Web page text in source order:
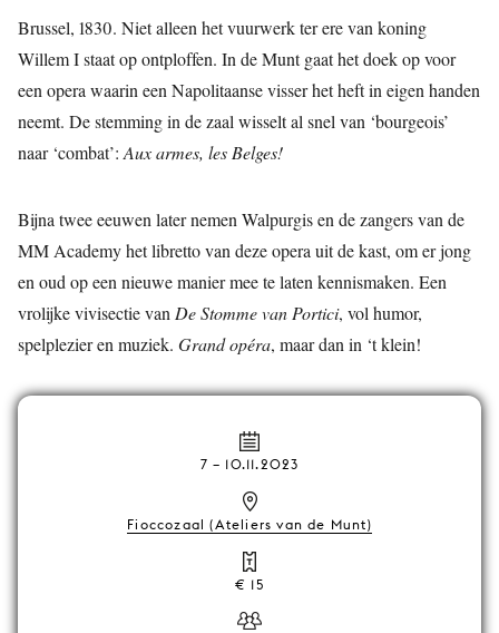
Brussel, 1830. Niet alleen het vuurwerk ter ere van koning
Willem I staat op ontploffen. In de Munt gaat het doek op voor
een opera waarin een Napolitaanse visser het heft in eigen handen
neemt. De stemming in de zaal wisselt al snel van ‘bourgeois’
naar ‘combat’: Aux armes, les Belges!
Bijna twee eeuwen later nemen Walpurgis en de zangers van de
MM Academy het libretto van deze opera uit de kast, om er jong
en oud op een nieuwe manier mee te laten kennismaken. Een
vrolijke vivisectie van De Stomme van Portici, vol humor,
spelplezier en muziek. Grand opéra, maar dan in ‘t klein!
7 – 10.11.2023
Fioccozaal (Ateliers van de Munt)
€ 15